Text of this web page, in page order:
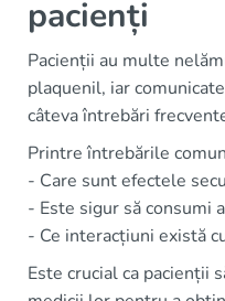
pacienți
Pacienții au multe
plaquenil, iar
câteva întrebări
Printre întrebările
- Care sunt efectele
- Este sigur să consumi
- Ce interacțiuni există
Este crucial ca pacienții